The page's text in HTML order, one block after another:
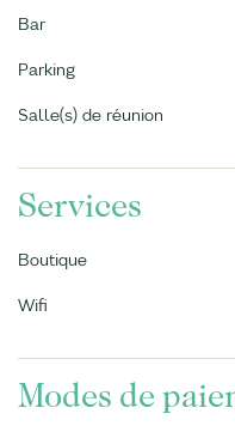
Bar
Parking
Salle(s) de réunion
Services
Boutique
Wifi
Modes de